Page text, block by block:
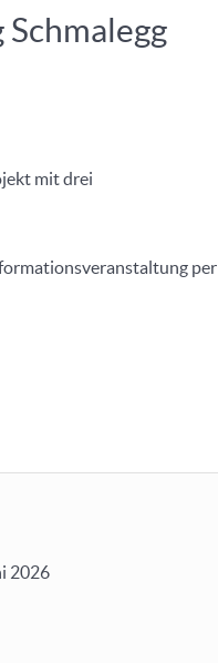
mit drei
per
2026